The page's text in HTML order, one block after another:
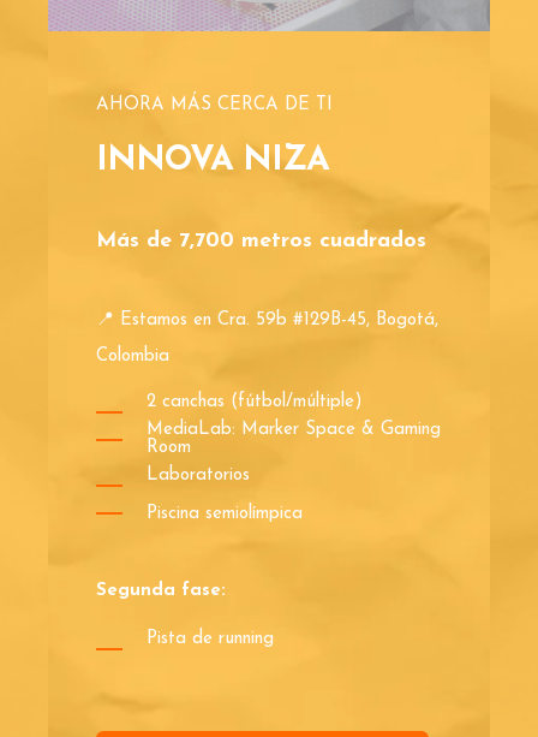
AHORA MÁS CERCA DE TI
INNOVA NIZA
Más de 7,700 metros cuadrados
📍 Estamos en Cra. 59b #129B-45, Bogotá,
Colombia
2 canchas (fútbol/múltiple)
MediaLab: Marker Space & Gaming
Room
Laboratorios
Piscina semiolímpica
Segunda fase:
Pista de running